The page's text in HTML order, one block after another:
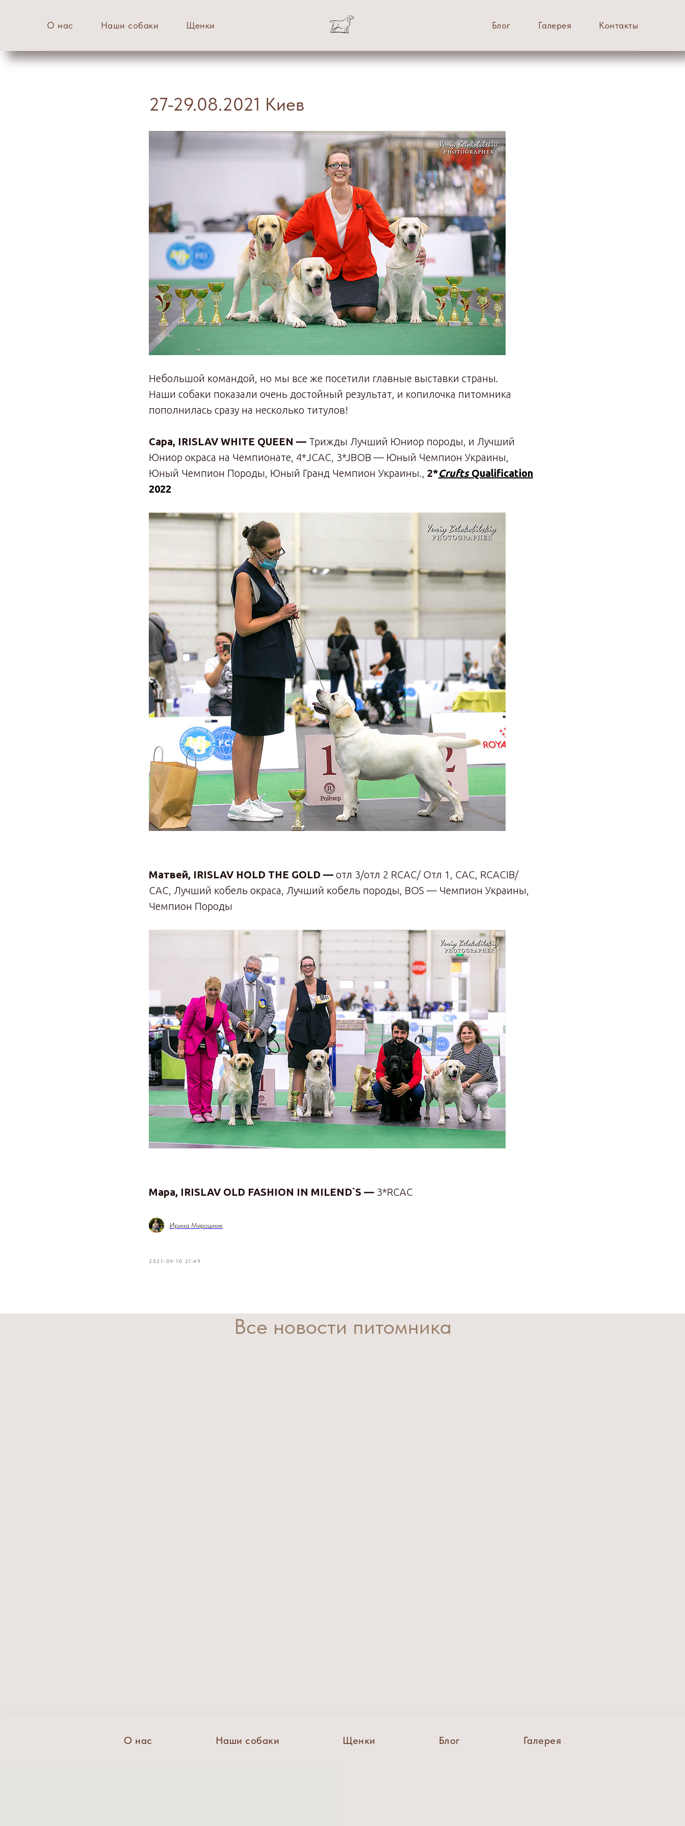
О нас Наши собаки Щенки Блог Галерея Контакты
27-29.08.2021 Киев
Небольшой командой, но мы все же посетили главные выставки страны.
Наши собаки показали очень достойный результат, и копилочка питомника
пополнилась сразу на несколько титулов!
Сара, IRISLAV WHITE QUEEN — Трижды Лучший Юниор породы, и Лучший
Юниор окраса на Чемпионате, 4*JCAC, 3*JBOB — Юный Чемпион Украины,
Юный Чемпион Породы, Юный Гранд Чемпион Украины., 2*CruftsQualification
2022
Матвей, IRISLAV HOLD THE GOLD — отл 3/отл 2 RCAC/ Отл 1, САС, RCACIB/
CAC, Лучший кобель окраса, Лучший кобель породы, BOS — Чемпион Украины,
Чемпион Породы
Мара, IRISLAV OLD FASHION IN MILEND`S — 3*RCAC
Ирина Мирошник
2021-09-10 21:49
Все новости питомника
О нас Наши собаки Щенки Блог Галерея